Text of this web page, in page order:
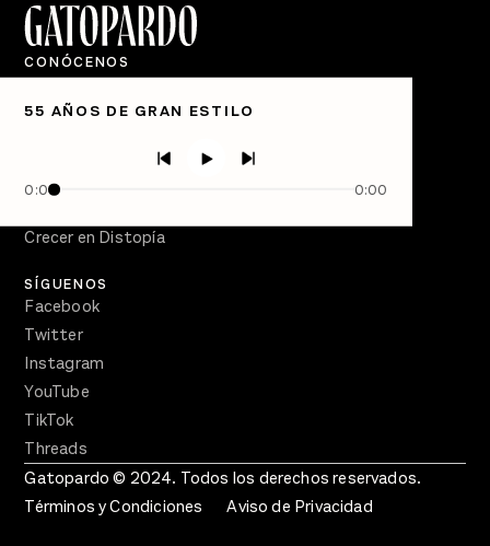
55 AÑOS DE GRAN ESTILO
0:00 0:00
CONÓCENOS
Quiénes Somos
Directorio
Semanario Gatopardo
Crecer en Distopía
SÍGUENOS
Facebook
Twitter
Instagram
YouTube
TikTok
Threads
Gatopardo © 2024. Todos los derechos reservados.
Términos y Condiciones
Aviso de Privacidad